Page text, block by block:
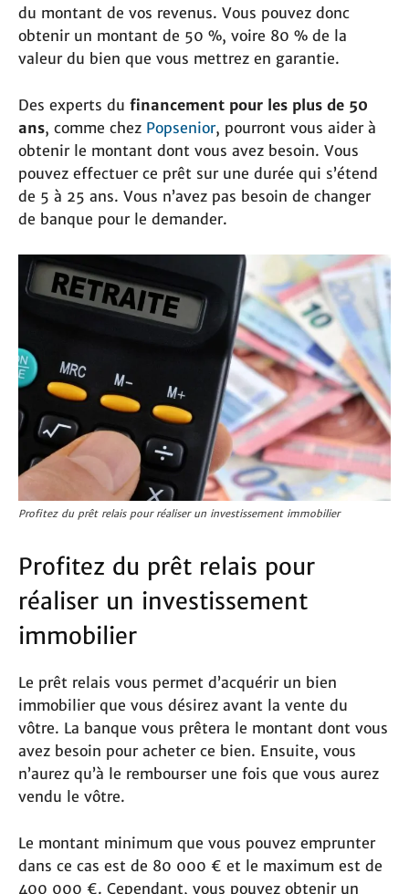
du montant de vos revenus. Vous pouvez donc
obtenir un montant de 50 %, voire 80 % de la
valeur du bien que vous mettrez en garantie.
Des experts du financement pour les plus de 50
ans, comme chez Popsenior, pourront vous aider à
obtenir le montant dont vous avez besoin. Vous
pouvez effectuer ce prêt sur une durée qui s’étend
de 5 à 25 ans. Vous n’avez pas besoin de changer
de banque pour le demander.
Profitez du prêt relais pour réaliser un investissement immobilier
Profitez du prêt relais pour
réaliser un investissement
immobilier
Le prêt relais vous permet d’acquérir un bien
immobilier que vous désirez avant la vente du
vôtre. La banque vous prêtera le montant dont vous
avez besoin pour acheter ce bien. Ensuite, vous
n’aurez qu’à le rembourser une fois que vous aurez
vendu le vôtre.
Le montant minimum que vous pouvez emprunter
dans ce cas est de 80 000 € et le maximum est de
400 000 €. Cependant, vous pouvez obtenir un